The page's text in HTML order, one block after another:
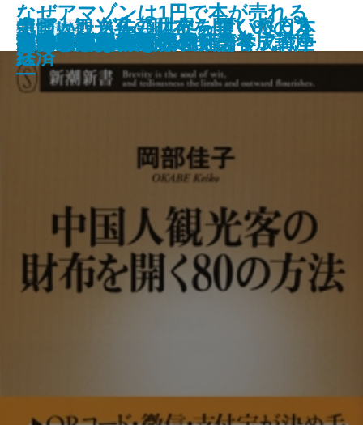
コスパ飯
ヤセないのは脳のせい
警察手帳
出世と肩書
ポピュリズム―世界を覆い尽くす
「魔物」の正体―
東京都の闇を暴く
国家の矛盾
フィリピンパブ嬢の社会学
文系のための理数センス養成講座
損する結婚 儲かる離婚
新書電子書籍あり
中国人観光客の財布を開く80の方
法
なぜアマゾンは1円で本が売れる
のか―ネット時代のメディア戦争
―
キレイゴトぬきの就活論
ADHDでよかった
ザ・殺し文句
お寺さん崩壊
気づいたら先頭に立っていた日本
経済
薬物とセックス
とらわれない
観光立国の正体